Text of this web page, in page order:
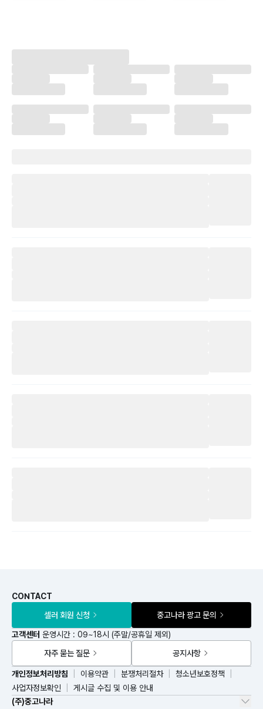
CONTACT
셀러 회원 신청
중고나라 광고 문의
고객센터 운영시간 : 09~18시 (주말/공휴일 제외)
자주 묻는 질문
공지사항
(주)중고나라
개인정보처리방침 이용약관 분쟁처리절차
청소년보호정책
사업자정보확인
게시글 수집 및 이용 안내